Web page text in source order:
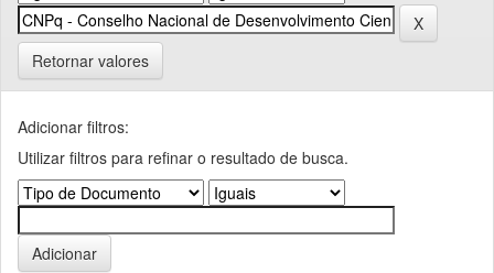
Retornar valores
Adicionar filtros:
Utilizar filtros para refinar o resultado de busca.